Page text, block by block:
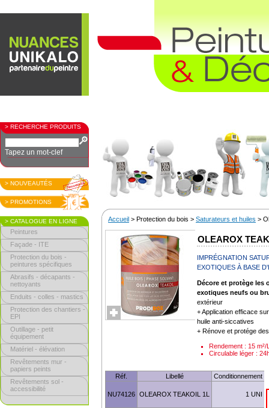
> RECHERCHE PRODUITS
Tapez un mot-clef
> NOUVEAUTÉS
> PROMOTIONS
> CATALOGUE EN LIGNE
Peintures
Façade - ITE
Protection du bois -
peintures spécifiques
Abrasifs - décapants -
nettoyants
Enduits - colles - mastics
Protection des chantiers -
EPI
Outillage - petit
équipement
Matériel - élévation
Revêtements mur -
papiers peints
Revêtements sol -
accessibilité
Accueil > Protection du bois > Saturateurs et huiles >
OLEAROX
IMPRÉGNATION
EXOTIQUES À BASE
Décore et protège les
exotiques neufs ou
extérieur
+ Application efficace
huile anti-siccatives
+ Rénove et protége
Rendement : 15 m²/
Circulable léger :
Réf. Libellé Conditionnement
NU74126 OLEAROX TEAKOIL 1L 1 UNI